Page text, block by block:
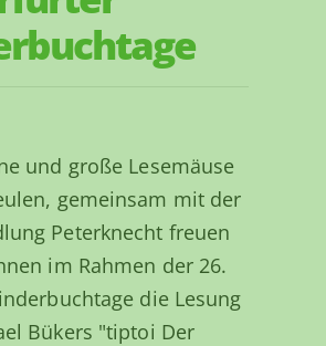
und große Lesemäuse
gemeinsam mit der
Peterknecht freuen
im Rahmen der 26.
die Lesung
Bükers "tiptoi Der